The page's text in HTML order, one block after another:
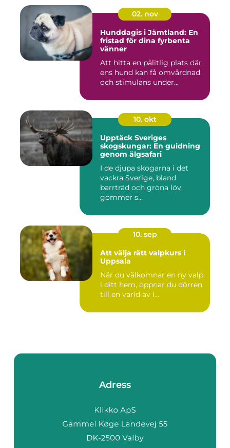
02. nov
Hunddagis i Jämtland: En
fristad för dina fyrbenta
vänner
Att hitta en pålitlig plats där
ens hund kan få omvårdnad
och stimulans under...
10. okt
Upptäck Sveriges
skogskungar: En guidning
genom älgsafari
I de djupa skogarna i det
vackra Sverige, bland
barrträd och gröna löv,
gömmer s...
10. sep
Att välja rätt valpkurs i
Uppsala
När du välkomnar en ny valp
i ditt hem, öppnar du dörren
till en värld av l...
Adress